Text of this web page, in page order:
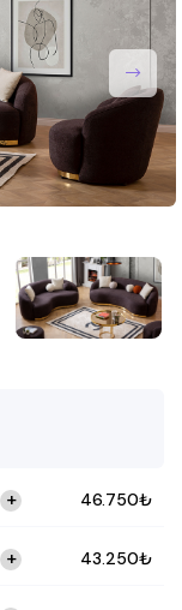
+ 46.750₺
+ 43.250₺